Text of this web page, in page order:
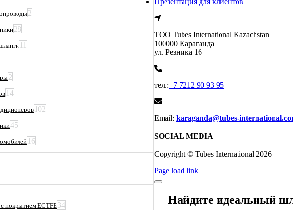
2
28
11
2
14
102
45
16
покрытием ECTFE34
Презентация для клиентов
ТОО Tubes International Kazachstan
100000 Караганда
ул. Резника 16
тел.:+7 7212 90 93 95
Email: karaganda@tubes-
SOCIAL MEDIA
Copyright © Tubes International 2026
Page load link
Найдите идеальный